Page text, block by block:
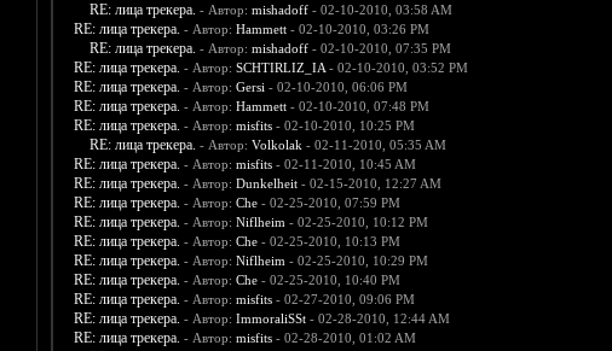
RE: лица трекера. - Автор: mishadoff- 02-10-2010, 03:58 AM
RE: лица трекера. - Автор: Hammett- 02-10-2010, 03:26 PM
RE: лица трекера. - Автор: mishadoff- 02-10-2010, 07:35 PM
RE: лица трекера. - Автор: SCHTIRLIZ_IA- 02-10-2010, 03:52 PM
RE: лица трекера. - Автор: Gersi - 02-10-2010, 06:06 PM
RE: лица трекера. - Автор: Hammett- 02-10-2010, 07:48 PM
RE: лица трекера. - Автор: misfits- 02-10-2010, 10:25 PM
RE: лица трекера. - Автор: Volkolak - 02-11-2010, 05:35 AM
RE: лица трекера. - Автор: misfits- 02-11-2010, 10:45 AM
RE: лица трекера. - Автор: Dunkelheit- 02-15-2010, 12:27 AM
RE: лица трекера. - Автор: Che- 02-25-2010, 07:59 PM
RE: лица трекера. - Автор: Niflheim - 02-25-2010, 10:12 PM
RE: лица трекера. - Автор: Che- 02-25-2010, 10:13 PM
RE: лица трекера. - Автор: Niflheim - 02-25-2010, 10:29 PM
RE: лица трекера. - Автор: Che- 02-25-2010, 10:40 PM
RE: лица трекера. - Автор: misfits- 02-27-2010, 09:06 PM
RE: лица трекера. - Автор: ImmoraliSSt- 02-28-2010, 12:44 AM
RE: лица трекера. - Автор: misfits- 02-28-2010, 01:02 AM